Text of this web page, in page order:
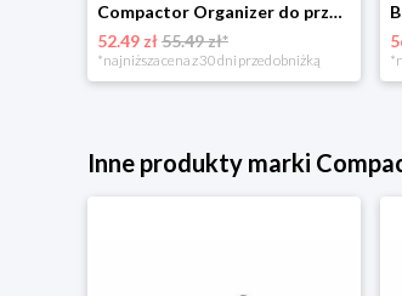
Compactor Organizer do przechowywania Toronto, 30 x 20 x 12 cm, ciemnobrązowy
52.49 zł55.49 zł*
*najniższa cena z 30 dni przed obniżką
Inne produkty marki